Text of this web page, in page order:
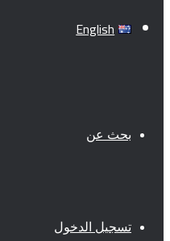
English
بحث عن
تسجيل الدخول